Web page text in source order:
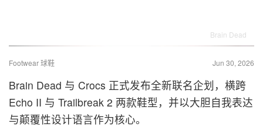
Brain Dead
Footwear 球鞋 Jun 30, 2026
Brain Dead 与 Crocs 正式发布全新联名企划，横跨
Echo II 与 Trailbreak 2 两款鞋型，并以大胆自我表达
与颠覆性设计语言作为核心。